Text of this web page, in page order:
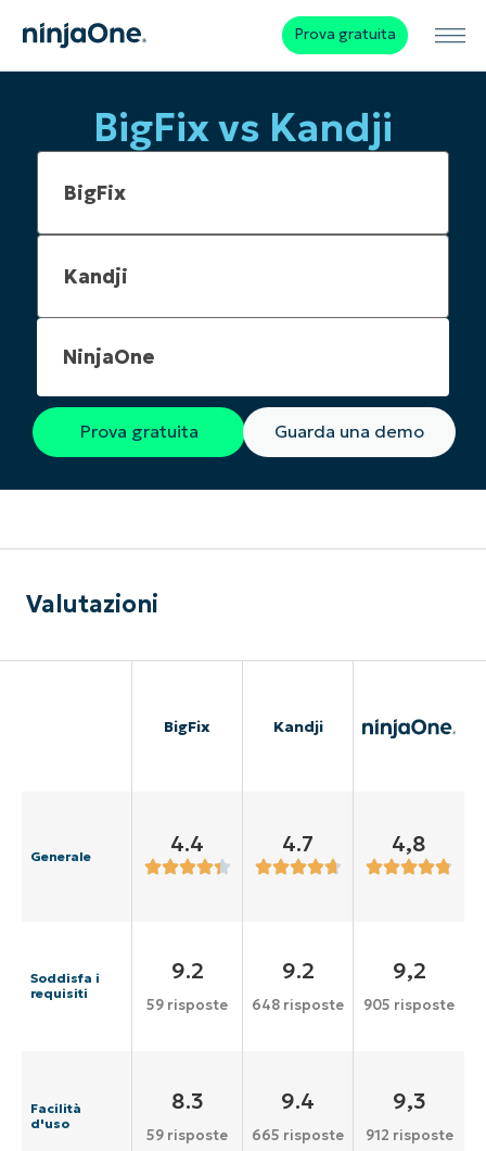
Prova gratuita
BigFix vs Kandji
NinjaOne
Prova gratuita Guarda una demo
Valutazioni
BigFix Kandji
Generale 4.4 4.7 4,8
Soddisfa i
requisiti
9.2
59 risposte
9.2
648 risposte
9,2
905 risposte
Facilità
d'uso
8.3
59 risposte
9.4
665 risposte
9,3
912 risposte